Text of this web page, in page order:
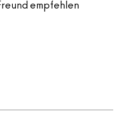
empfehlen